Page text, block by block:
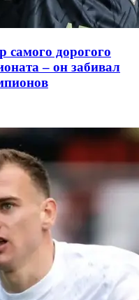
самого дорогого
– он забивал